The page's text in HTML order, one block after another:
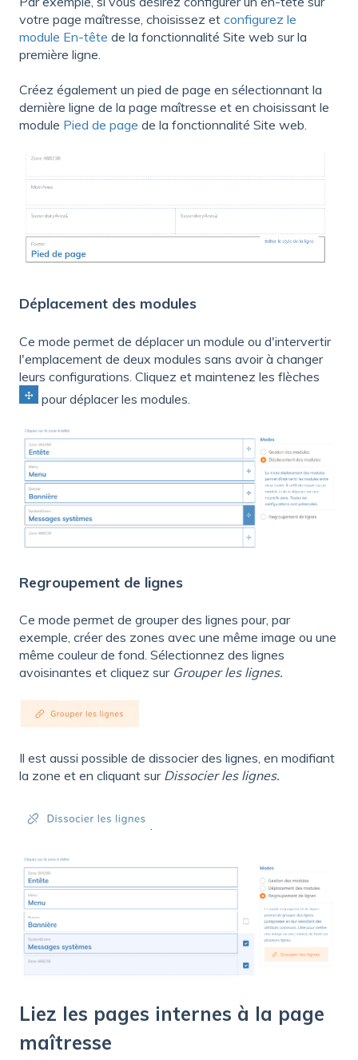
votre page maîtresse, choisissez et configurez le
module En-tête de la fonctionnalité Site web sur la
première ligne.
Créez également un pied de page en sélectionnant la
dernière ligne de la page maîtresse et en choisissant le
module Pied de page de la fonctionnalité Site web.
Déplacement des modules
Ce mode permet de déplacer un module ou d'intervertir
l'emplacement de deux modules sans avoir à changer
leurs configurations. Cliquez et maintenez les flèches
pour déplacer les modules.
Regroupement de lignes
Ce mode permet de grouper des lignes pour, par
exemple, créer des zones avec une même image ou une
même couleur de fond. Sélectionnez des lignes
avoisinantes et cliquez sur Grouper les lignes.
Il est aussi possible de dissocier des lignes, en modifiant
la zone et en cliquant sur Dissocier les lignes.
Liez les pages internes à la page
maîtresse